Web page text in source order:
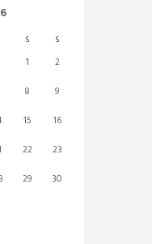
S S
1
2
8
9
15
16
22
23
29
30